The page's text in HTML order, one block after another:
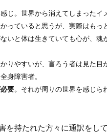
じ。世界から消えてしまったイ
っていると思うが、実際はもっ
いと体は生きていても心が、魂
りやすいが、盲ろう者は見た目
身障害者。
要。それが周りの世界を感じら
を持たれた方々に通訳をし